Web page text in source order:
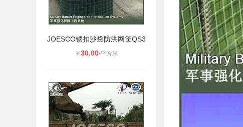
JOESCO锁扣沙袋防洪网筐QS3
￥ 30.00/平方米